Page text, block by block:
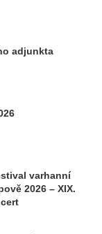
adjunkta
varhanní
2026 – XIX.